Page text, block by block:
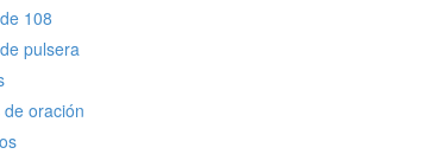
108
pulsera
oración